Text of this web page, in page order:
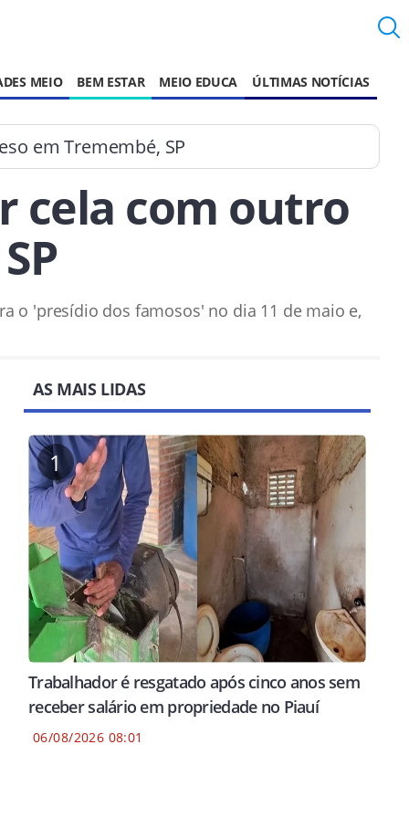
MEIO BEM ESTAR MEIO EDUCA ÚLTIMAS NOTÍCIAS
em Tremembé, SP
cela com outro
o 'presídio dos famosos' no dia 11 de maio e,
AS MAIS LIDAS
1
Trabalhador é resgatado após cinco anos sem
receber salário em propriedade no Piauí
06/08/2026 08:01